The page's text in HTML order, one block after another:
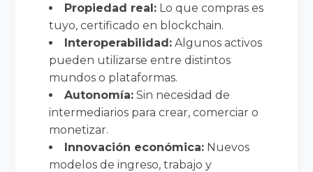
Propiedad real: Lo que compras es
tuyo, certificado en blockchain.
Interoperabilidad: Algunos activos
pueden utilizarse entre distintos
mundos o plataformas.
Autonomía: Sin necesidad de
intermediarios para crear, comerciar o
monetizar.
Innovación económica: Nuevos
modelos de ingreso, trabajo y